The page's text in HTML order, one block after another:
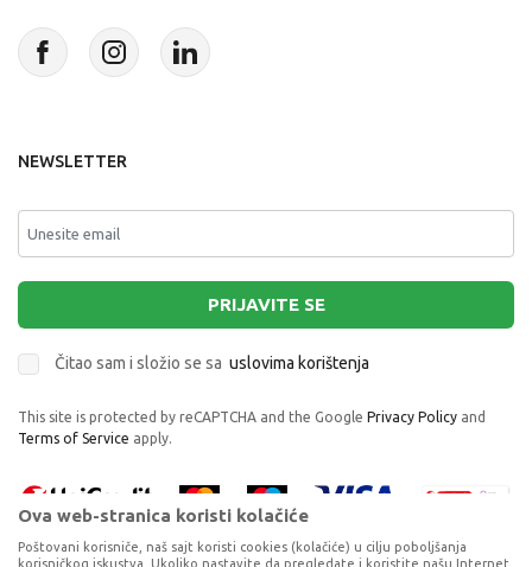
NEWSLETTER
PRIJAVITE SE
Čitao sam i složio se sa uslovima korištenja
This site is protected by reCAPTCHA and the Google Privacy Policy and
Terms of Service apply.
Ova web-stranica koristi kolačiće
Poštovani korisniče, naš sajt koristi cookies (kolačiće) u cilju poboljšanja
korisničkog iskustva. Ukoliko nastavite da pregledate i koristite našu Internet